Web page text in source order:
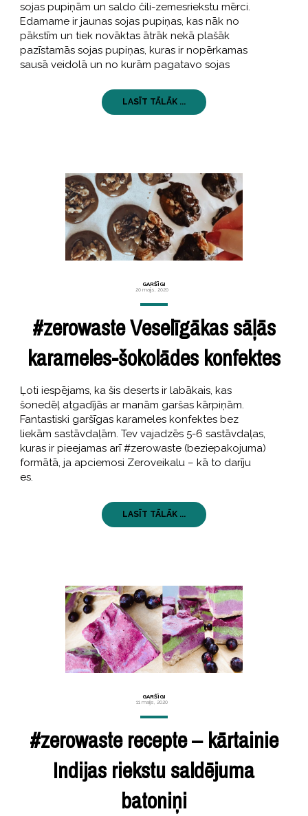
sojas pupiņām un saldo čili-zemesriekstu mērci.
Edamame ir jaunas sojas pupiņas, kas nāk no
pākstīm un tiek novāktas ātrāk nekā plašāk
pazīstamās sojas pupiņas, kuras ir nopērkamas
sausā veidolā un no kurām pagatavo sojas
LASĪT TĀLĀK ...
GARŠĪGI
20 maijs, 2020
#zerowaste Veselīgākas sāļās
karameles-šokolādes konfektes
Ļoti iespējams, ka šis deserts ir labākais, kas
šonedēļ atgadījās ar manām garšas kārpiņām.
Fantastiski garšīgas karameles konfektes bez
liekām sastāvdaļām. Tev vajadzēs 5-6 sastāvdaļas,
kuras ir pieejamas arī #zerowaste (beziepakojuma)
formātā, ja apciemosi Zeroveikalu – kā to darīju
es.
LASĪT TĀLĀK ...
GARŠĪGI
11 maijs, 2020
#zerowaste recepte – kārtainie
Indijas riekstu saldējuma
batoniņi